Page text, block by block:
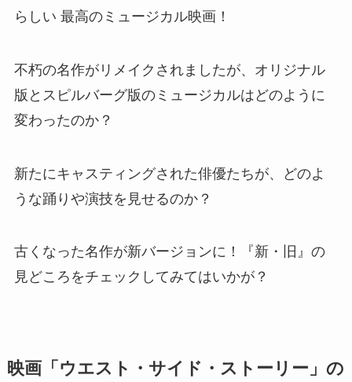
らしい 最高のミュージカル映画！
不朽の名作がリメイクされましたが、オリジナル
版とスピルバーグ版のミュージカルはどのように
変わったのか？
新たにキャスティングされた俳優たちが、どのよ
うな踊りや演技を見せるのか？
古くなった名作が新バージョンに！『新・旧』の
見どころをチェックしてみてはいかが？
映画「ウエスト・サイド・ストーリー」の